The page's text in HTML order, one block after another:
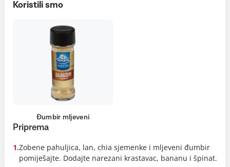
Koristili smo
Đumbir mljeveni
Priprema
1.Zobene pahuljica, lan, chia sjemenke i mljeveni đumbir
pomiješajte. Dodajte narezani krastavac, bananu i špinat.